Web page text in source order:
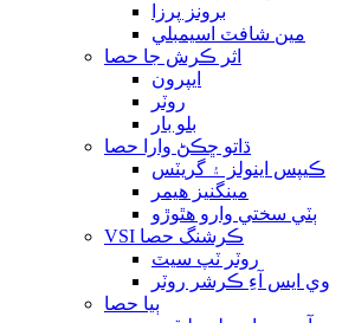
برونز پرزا
مين شافٽ اسيمبلي
اثر ڪرش جا حصا
ايپرون
روٽر
بلو بار
ڌاتو ڇڪڻ وارا حصا
ڪيپس اينولز ۽ گريٽس
مينگنيز هيمر
ٻٽي سختي وارو هٿوڙو
VSI ڪرشنگ حصا
روٽر ٽپ سيٽ
وي ايس آءِ ڪرشر روٽر
ٻيا حصا